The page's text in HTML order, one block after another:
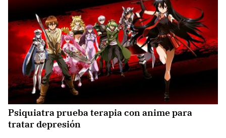
Psiquiatra prueba terapia con anime para
tratar depresión